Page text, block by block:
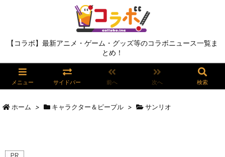
【コラボ】最新アニメ・ゲーム・グッズ等のコラボニュース一覧ま
とめ！
メニュー サイドバー 前へ 次へ 検索
ホーム > キャラクター＆ピープル > サンリオ